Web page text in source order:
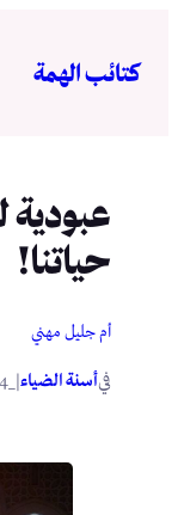
المحتوى
كتائب الهمة
عبودية
حياتنا!
أم جليل مهني
فيأسنة الضياء